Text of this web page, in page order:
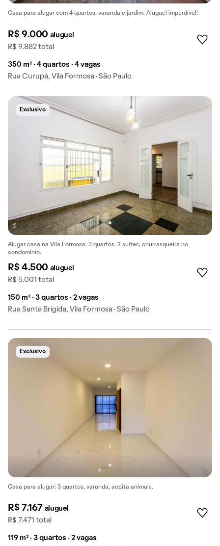
Casa para alugar com 4 quartos, varanda e jardim. Aluguel imperdível!
R$ 9.000 aluguel
R$ 9.882 total
350 m² · 4 quartos · 4 vagas
Rua Curupá, Vila Formosa · São Paulo
Exclusivo
Alugar casa na Vila Formosa: 3 quartos, 2 suítes, churrasqueira no
condomínio.
R$ 4.500 aluguel
R$ 5.001 total
150 m² · 3 quartos · 2 vagas
Rua Santa Brígida, Vila Formosa · São Paulo
Exclusivo
Casa para alugar: 3 quartos, varanda, aceita animais.
R$ 7.167 aluguel
R$ 7.471 total
119 m² · 3 quartos · 2 vagas